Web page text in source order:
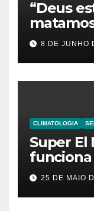
“Deus
Friedrich
8 DE JUNHO
CLIMATOLOGIA
Super El
funciona
os
climático
no
25 DE MAIO